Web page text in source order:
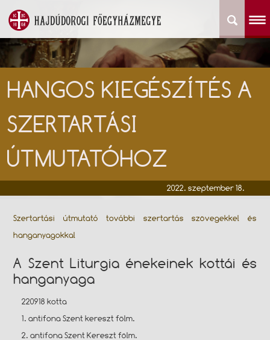
HANGOS KIEGÉSZÍTÉS A
SZERTARTÁSI
ÚTMUTATÓHOZ
2022. szeptember 18.
Szertartási útmutató további szertartás szövegekkel és
hanganyagokkal
A Szent Liturgia énekeinek kottái és
hanganyaga
220918 kotta
1. antifona Szent kereszt fölm.
2. antifona Szent Kereszt fölm.